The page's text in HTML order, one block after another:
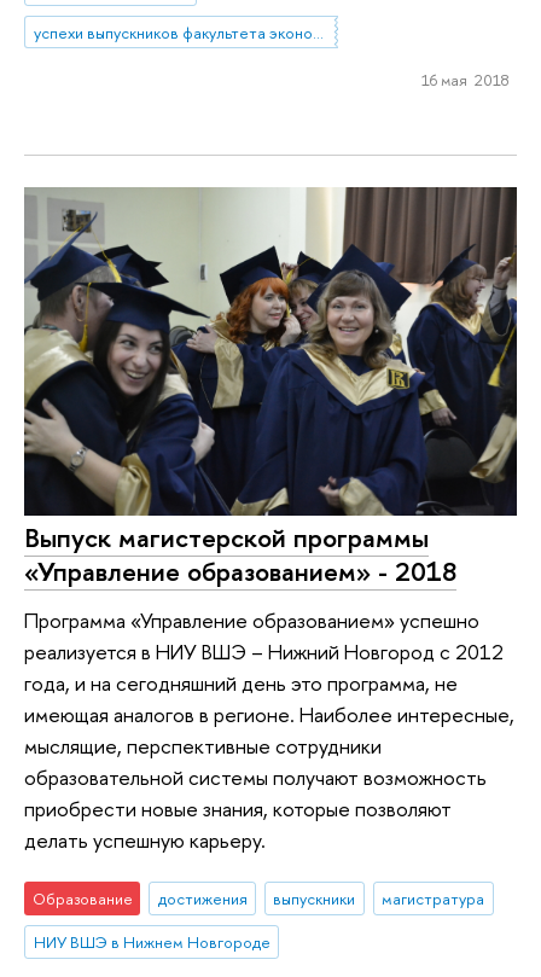
16 мая 2018
Выпуск магистерской программы
«Управление образованием» - 2018
Программа «Управление образованием» успешно
реализуется в НИУ ВШЭ – Нижний Новгород с 2012
года, и на сегодняшний день это программа, не
имеющая аналогов в регионе. Наиболее интересные,
мыслящие, перспективные сотрудники
образовательной системы получают возможность
приобрести новые знания, которые позволяют
делать успешную карьеру.
Образование достижения выпускники
магистратура
НИУ ВШЭ в Нижнем Новгороде